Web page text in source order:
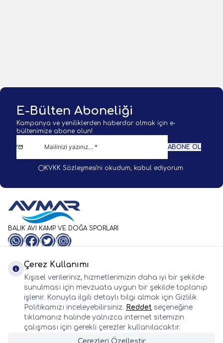
E-Bülten Aboneliği
Kampanya ve yeniliklerden haberdar olmak için e-
bültenimize abone olun!
ABONE OL
KVKK Sözleşmesi'niokudum, kabul ediyorum.
BALIK AVI KAMP VE DOĞA SPORLARI
WhatsApp
Facebook
TwitterInstagram
Hızlı Erişim
Whatsapp
Adres & İletişim
Çerez Kullanımı
Kişisel verileriniz, hizmetlerimizin daha iyi bir şekilde
sunulması için mevzuata uygun bir şekilde toplanıp
işlenir. Konuyla ilgili detaylı bilgi almak için Gizlilik
Politikamızı inceleyebilirsiniz. Reddet seçeneğine
tıklamanız halinde yalnızca internet sitemizin
çalışması için gerekli çerezler kullanılacaktır.
Çerezleri Özelleştir